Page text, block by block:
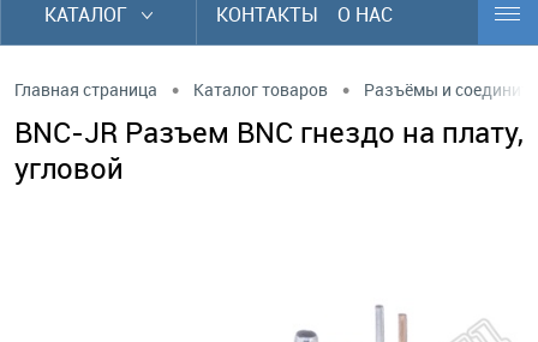
КАТАЛОГ КОНТАКТЫ О НАС
Главная страница • Каталог товаров • Разъёмы и
BNC-JR Разъем BNC гнездо на плату,
угловой